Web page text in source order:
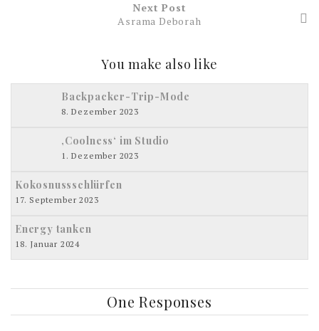
Next Post
Asrama Deborah
You make also like
Backpacker-Trip-Mode
8. Dezember 2023
‚Coolness‘ im Studio
1. Dezember 2023
Kokosnussschlürfen
17. September 2023
Energy tanken
18. Januar 2024
One Responses